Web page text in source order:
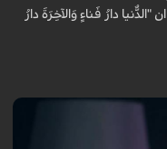
دارُ فَناءٍ وَالآخِرَةَ دارُ